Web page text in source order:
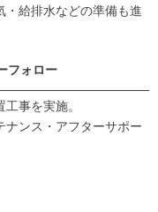
・給排水などの準備も進
フォロー
事を実施。
ナンス・アフターサポー